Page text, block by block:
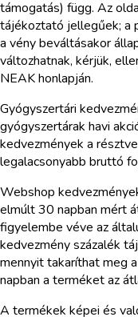
támogatás) függ. Az
tájékoztató jellegűek; a
a vény beváltásakor
változhatnak, kérjük,
NEAK honlapján.
Gyógyszertári
gyógyszertárak havi
kedvezmények a
legalacsonyabb bruttó
Webshop
elmúlt 30 napban mért
figyelembe véve az
kedvezmény százalék
mennyit takaríthat meg
napban a terméket az
A termékek képei és